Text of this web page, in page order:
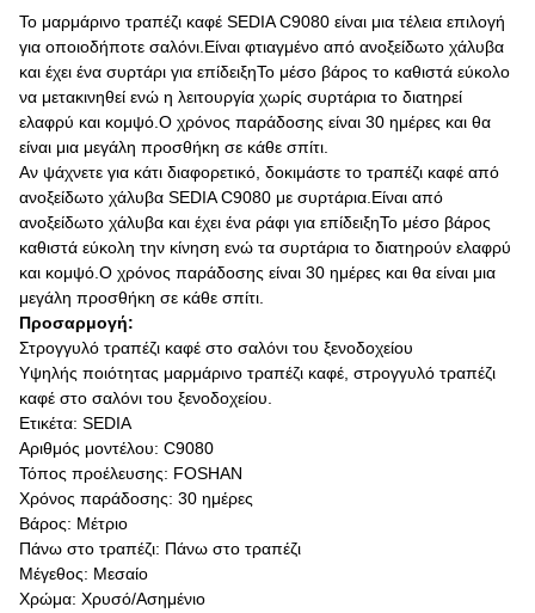
Το μαρμάρινο τραπέζι καφέ SEDIA C9080 είναι μια τέλεια επιλογή
για οποιοδήποτε σαλόνι.Είναι φτιαγμένο από ανοξείδωτο χάλυβα
και έχει ένα συρτάρι για επίδειξηΤο μέσο βάρος το καθιστά εύκολο
να μετακινηθεί ενώ η λειτουργία χωρίς συρτάρια το διατηρεί
ελαφρύ και κομψό.Ο χρόνος παράδοσης είναι 30 ημέρες και θα
είναι μια μεγάλη προσθήκη σε κάθε σπίτι.
Αν ψάχνετε για κάτι διαφορετικό, δοκιμάστε το τραπέζι καφέ από
ανοξείδωτο χάλυβα SEDIA C9080 με συρτάρια.Είναι από
ανοξείδωτο χάλυβα και έχει ένα ράφι για επίδειξηΤο μέσο βάρος
καθιστά εύκολη την κίνηση ενώ τα συρτάρια το διατηρούν ελαφρύ
και κομψό.Ο χρόνος παράδοσης είναι 30 ημέρες και θα είναι μια
μεγάλη προσθήκη σε κάθε σπίτι.
Προσαρμογή:
Στρογγυλό τραπέζι καφέ στο σαλόνι του ξενοδοχείου
Υψηλής ποιότητας μαρμάρινο τραπέζι καφέ, στρογγυλό τραπέζι
καφέ στο σαλόνι του ξενοδοχείου.
Ετικέτα: SEDIA
Αριθμός μοντέλου: C9080
Τόπος προέλευσης: FOSHAN
Χρόνος παράδοσης: 30 ημέρες
Βάρος: Μέτριο
Πάνω στο τραπέζι: Πάνω στο τραπέζι
Μέγεθος: Μεσαίο
Χρώμα: Χρυσό/Ασημένιο